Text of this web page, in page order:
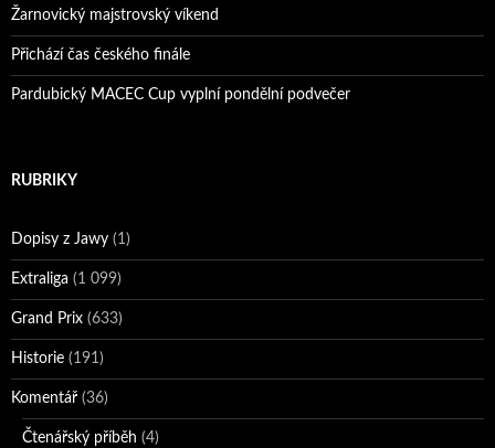
Žarnovický majstrovský víkend
Přichází čas českého finále
Pardubický MACEC Cup vyplní pondělní podvečer
RUBRIKY
Dopisy z Jawy (1)
Extraliga (1 099)
Grand Prix (633)
Historie (191)
Komentář (36)
Čtenářský příběh (4)